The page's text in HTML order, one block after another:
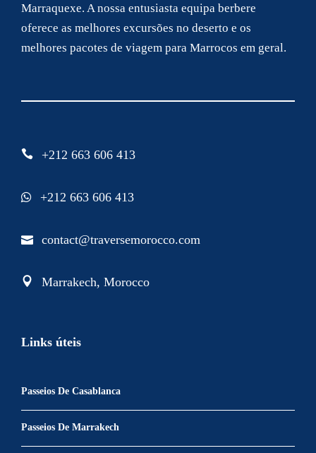
Marraquexe. A nossa entusiasta equipa berbere
oferece as melhores excursões no deserto e os
melhores pacotes de viagem para Marrocos em geral.
+212 663 606 413
+212 663 606 413
contact@traversemorocco.com
Marrakech, Morocco
Links úteis
Passeios De Casablanca
Passeios De Marrakech